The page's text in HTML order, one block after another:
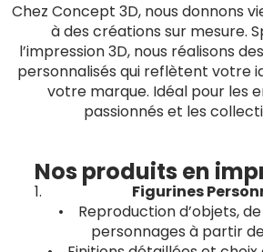
Chez Concept 3D, nous donnons
à des créations sur mesure.
l’impression 3D, nous réalisons
personnalisés qui reflètent votre
votre marque. Idéal pour les
passionnés et les
Nos produits en
Figurines
• Reproduction d’objets,
personnages à partir